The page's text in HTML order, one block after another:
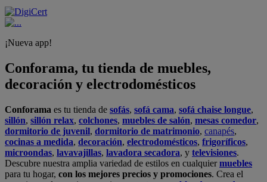
¡Nueva app!
Conforama, tu tienda de muebles,
decoración y electrodomésticos
Conforama es tu tienda de sofás, sofá cama, sofá chaise longue,
sillón, sillón relax, colchones, muebles de salón, mesas comedor,
dormitorio de juvenil, dormitorio de matrimonio, canapés,
cocinas a medida, decoración, electrodomésticos, frigoríficos,
microondas, lavavajillas, lavadora secadora, y televisiones.
Descubre nuestra amplia variedad de estilos en cualquiermuebles
para tu hogar, con los mejores precios y promociones. Crea el